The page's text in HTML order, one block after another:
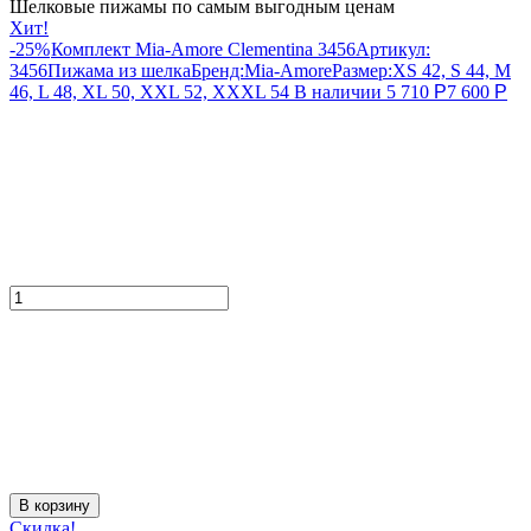
Шелковые пижамы по самым выгодным ценам
Хит!
-25%Комплект Mia-Amore Clementina 3456Артикул:
3456Пижама из шелкаБренд:Mia-AmoreРазмер:XS 42, S 44, M
46, L 48, XL 50, XXL 52, XXXL 54 В наличии 5 710 Р7 600 Р
В корзину